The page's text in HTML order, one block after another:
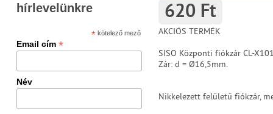
620 Ft
AKCIÓS TERMÉK
SISO Központi fiókzár CL-
Zár: d = Ø16,5mm.
Nikkelezett felületű fiókzár,
hírlevelünkre
* kötelező mező
Email cím *
Név